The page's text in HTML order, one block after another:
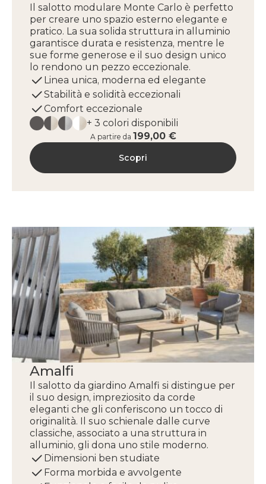
Il salotto modulare Monte Carlo è perfetto
per creare uno spazio esterno elegante e
pratico. La sua solida struttura in alluminio
garantisce durata e resistenza, mentre le
sue forme generose e il suo design unico
lo rendono un pezzo eccezionale.
Linea unica, moderna ed elegante
Stabilità e solidità eccezionali
Comfort eccezionale
+ 3 colori disponibili
A partire da 199,00 €
Scopri
Amalfi
Il salotto da giardino Amalfi si distingue per
il suo design, impreziosito da corde
eleganti che gli conferiscono un tocco di
originalità. Il suo schienale dalle curve
classiche, associato a una struttura in
alluminio, gli dona uno stile moderno.
Dimensioni ben studiate
Forma morbida e avvolgente